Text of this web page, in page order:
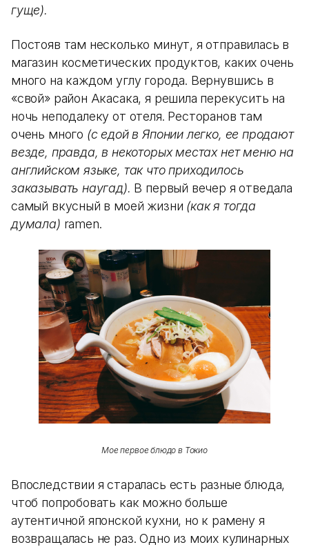
гуще).
Постояв там несколько минут, я отправилась в
магазин косметических продуктов, каких очень
много на каждом углу города. Вернувшись в
«свой» район Акасака, я решила перекусить на
ночь неподалеку от отеля. Ресторанов там
очень много (с едой в Японии легко, ее продают
везде, правда, в некоторых местах нет меню на
английском языке, так что приходилось
заказывать наугад). В первый вечер я отведала
самый вкусный в моей жизни (как я тогда
думала) ramen.
Мое первое блюдо в Токио
Впоследствии я старалась есть разные блюда,
чтоб попробовать как можно больше
аутентичной японской кухни, но к рамену я
возвращалась не раз. Одно из моих кулинарных